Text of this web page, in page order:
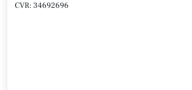
CVR: 34692696